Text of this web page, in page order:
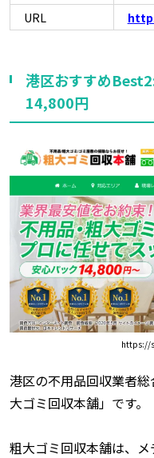
URL
港区おすすめ
14,800円
https://
港区の不用品回収業者
大ゴミ回収本舗」です。
粗大ゴミ回収本舗は、